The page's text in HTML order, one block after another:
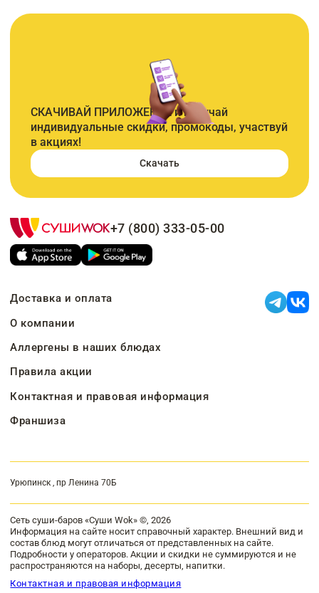
СКАЧИВАЙ ПРИЛОЖЕНИЕ и получай
индивидуальные скидки, промокоды, участвуй
в акциях!
Скачать
+7 (800) 333-05-00
Доставка и оплата
О компании
Аллергены в наших блюдах
Правила акции
Контактная и правовая информация
Франшиза
Урюпинск , пр Ленина 70Б
Сеть суши-баров «Суши Wok» ©, 2026
Информация на сайте носит справочный характер. Внешний вид и
состав блюд могут отличаться от представленных на сайте.
Подробности у операторов. Акции и скидки не суммируются и не
распространяются на наборы, десерты, напитки.
Контактная и правовая информация